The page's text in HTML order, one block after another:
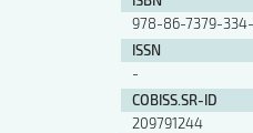
978-86-7379-
ISSN
-
COBISS.SR-ID
209791244